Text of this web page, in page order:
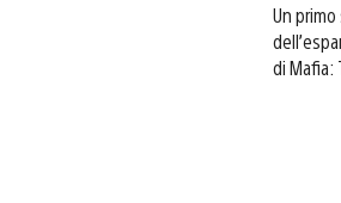
Un
di Mafia: